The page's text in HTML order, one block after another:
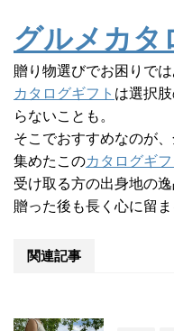
グルメカタ
贈り物選びでお困りで
カタログギフト は選択
らないことも。
そこでおすすめなのが
集めたこのカタログギフ
受け取る方の出身地の
贈った後も長く心に留
関連記事